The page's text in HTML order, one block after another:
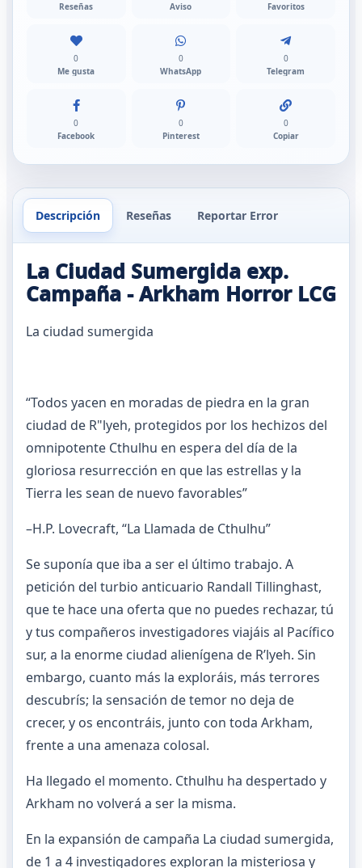
Reseñas
Aviso
Favoritos
0
Me gusta
0
WhatsApp
0
Telegram
0
Facebook
0
Pinterest
0
Copiar
Descripción Reseñas Reportar Error
La Ciudad Sumergida exp.
Campaña - Arkham Horror LCG
La ciudad sumergida
“Todos yacen en moradas de piedra en la gran
ciudad de R"lyeh, protegidos por los hechizos del
omnipotente Cthulhu en espera del día de la
gloriosa resurrección en que las estrellas y la
Tierra les sean de nuevo favorables”
–H.P. Lovecraft, “La Llamada de Cthulhu”
Se suponía que iba a ser el último trabajo. A
petición del turbio anticuario Randall Tillinghast,
que te hace una oferta que no puedes rechazar, tú
y tus compañeros investigadores viajáis al Pacífico
sur, a la enorme ciudad alienígena de R’lyeh. Sin
embargo, cuanto más la exploráis, más terrores
descubrís; la sensación de temor no deja de
crecer, y os encontráis, junto con toda Arkham,
frente a una amenaza colosal.
Ha llegado el momento. Cthulhu ha despertado y
Arkham no volverá a ser la misma.
En la expansión de campaña La ciudad sumergida,
de 1 a 4 investigadores exploran la misteriosa y